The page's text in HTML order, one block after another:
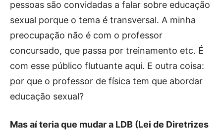
pessoas são convidadas a falar sobre educação
sexual porque o tema é transversal. A minha
preocupação não é com o professor
concursado, que passa por treinamento etc. É
com esse público flutuante aqui. E outra coisa:
por que o professor de física tem que abordar
educação sexual?
Mas aí teria que mudar a LDB (Lei de Diretrizes